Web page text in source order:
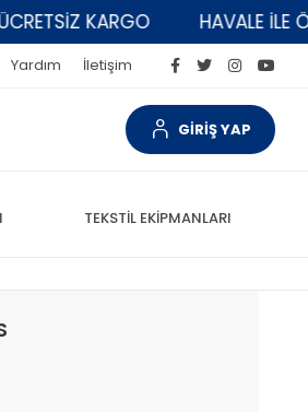
KARGO HAVALE İLE
Yardım İletişim
GİRİŞ YAP
TEKSTİL EKİPMANLARI